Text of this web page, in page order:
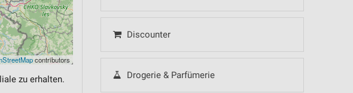
Discounter
Drogerie & Parfümerie
contributors
zu erhalten.